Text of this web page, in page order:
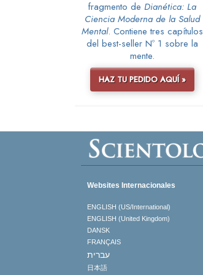
fragmento de Dianética: La
Ciencia Moderna de la Salud
Mental. Contiene tres capítulos
del best-seller Nº 1 sobre la
mente.
HAZ TU PEDIDO AQUÍ »
Websites Internacionales
ENGLISH (US/International)
ENGLISH (United Kingdom)
DANSK
FRANÇAIS
עברית
日本語